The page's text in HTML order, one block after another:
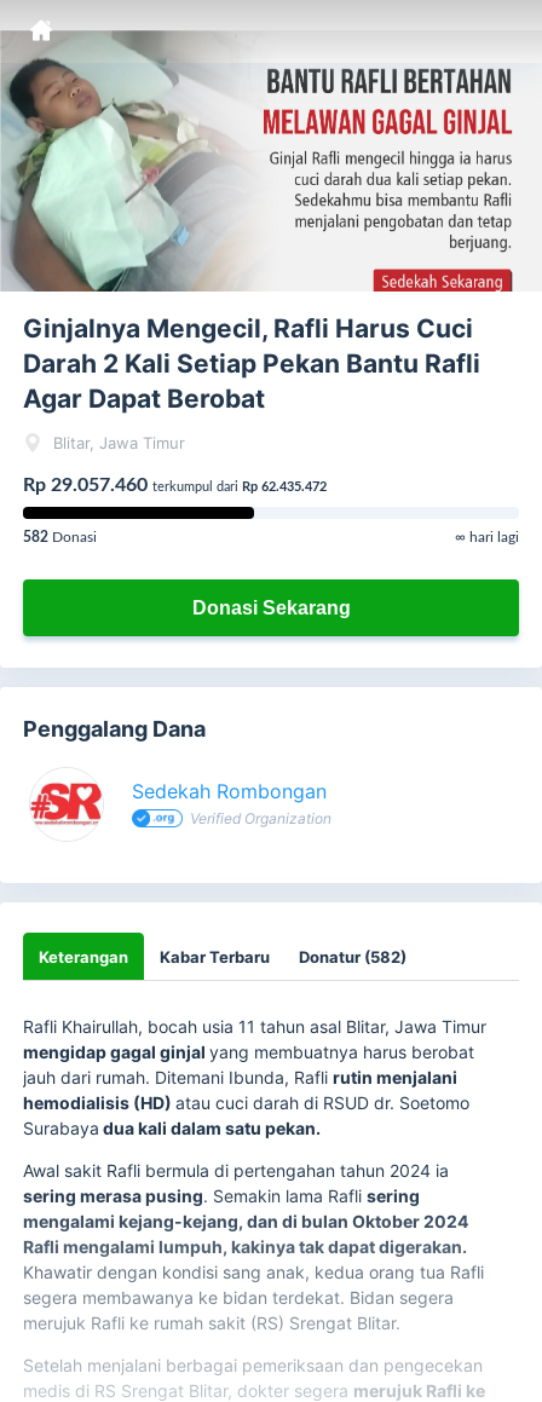
Ginjalnya Mengecil, Rafli Harus Cuci
Darah 2 Kali Setiap Pekan Bantu Rafli
Agar Dapat Berobat
Blitar, Jawa Timur
Rp 29.057.460 terkumpul dari Rp 62.435.472
582 Donasi ∞ hari lagi
Donasi Sekarang
Penggalang Dana
Sedekah Rombongan
Verified Organization
Keterangan Kabar Terbaru Donatur (582)
Rafli Khairullah, bocah usia 11 tahun asal Blitar, Jawa Timur
mengidap gagal ginjalyang membuatnya harus berobat
jauh dari rumah. Ditemani Ibunda, Raflirutin menjalani
hemodialisis (HD)atau cuci darah di RSUD dr. Soetomo
Surabaya dua kali dalam satu pekan.
Awal sakit Rafli bermula di pertengahan tahun 2024 ia
sering merasa pusing. Semakin lama Raflisering
mengalami kejang-kejang, dan di bulan Oktober 2024
Rafli mengalami lumpuh, kakinya tak dapat digerakan.
Khawatir dengan kondisi sang anak, kedua orang tua Rafli
segera membawanya ke bidan terdekat. Bidan segera
merujuk Rafli ke rumah sakit (RS) Srengat Blitar.
Setelah menjalani berbagai pemeriksaan dan pengecekan
medis di RS Srengat Blitar, dokter segera merujuk Rafli ke